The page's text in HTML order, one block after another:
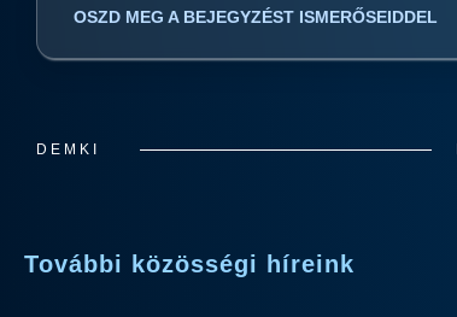
OSZD MEG A BEJEGYZÉST ISMERŐSEIDDEL
DEMKI
További közösségi híreink